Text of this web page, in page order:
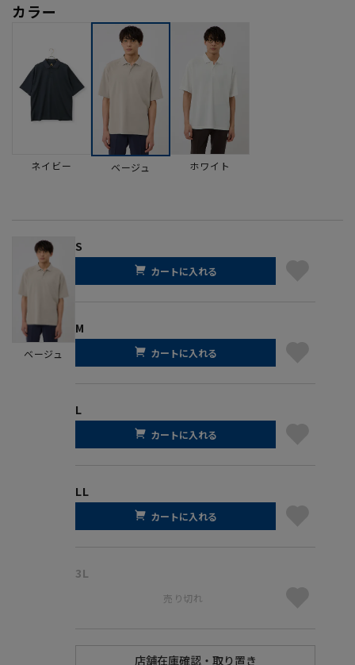
カラー
ネイビー ベージュ ホワイト
ベージュ
S
カートに入れる
M
カートに入れる
L
カートに入れる
LL
カートに入れる
3L
売り切れ